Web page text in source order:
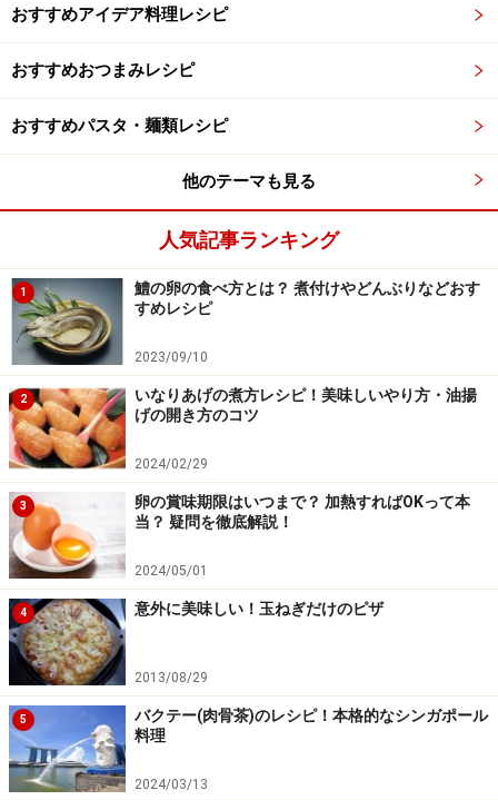
おすすめアイデア料理レシピ
おすすめおつまみレシピ
おすすめパスタ・麺類レシピ
他のテーマも見る
人気記事ランキング
1
鱧の卵の食べ方とは？ 煮付けやどんぶりなどおす
すめレシピ
2023/09/10
2
いなりあげの煮方レシピ！美味しいやり方・油揚
げの開き方のコツ
2024/02/29
3
卵の賞味期限はいつまで？ 加熱すればOKって本
当？ 疑問を徹底解説！
2024/05/01
4 意外に美味しい！玉ねぎだけのピザ
2013/08/29
5
バクテー(肉骨茶)のレシピ！本格的なシンガポール
料理
2024/03/13